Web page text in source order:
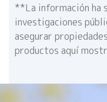
**La información ha
investigaciones
asegurar
productos aquí